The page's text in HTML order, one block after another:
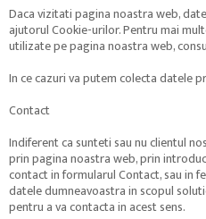
Daca vizitati pagina noastra web,
ajutorul Cookie-urilor. Pentru mai
utilizate pe pagina noastra web,
In ce cazuri va putem colecta datele
Contact
Indiferent ca sunteti sau nu clientul
prin pagina noastra web, prin
contact in formularul Contact, sau in
datele dumneavoastra in scopul
pentru a va contacta in acest sens.